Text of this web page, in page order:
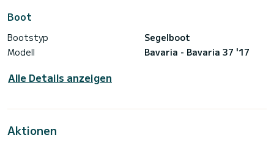
Boot
Bootstyp
Segelboot
Modell
Bavaria - Bavaria 37 '17
Alle Details anzeigen
Aktionen